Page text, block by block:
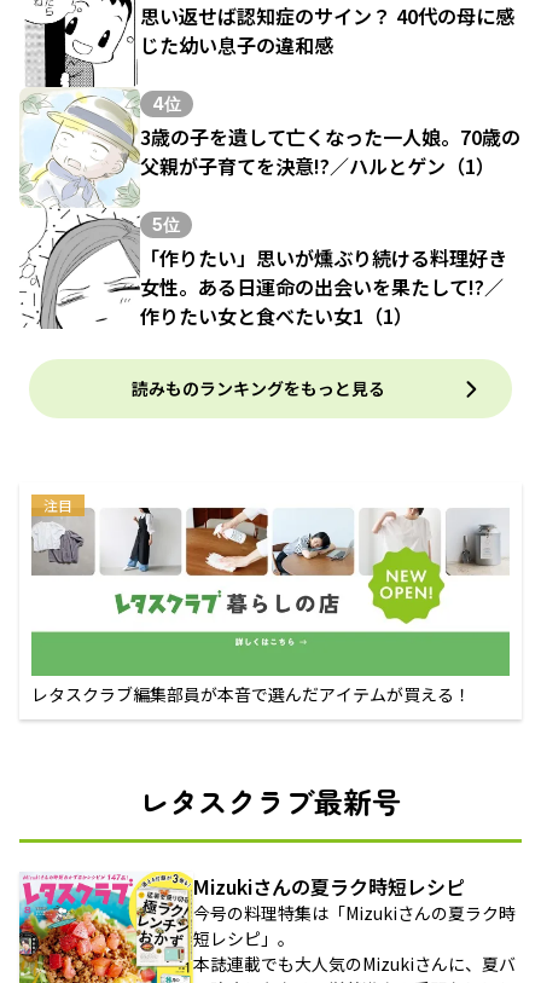
思い返せば認知症のサイン？ 40代の母に感
じた幼い息子の違和感
4位
3歳の子を遺して亡くなった一人娘。70歳の
父親が子育てを決意!?／ハルとゲン（1）
5位
「作りたい」思いが燻ぶり続ける料理好き
女性。ある日運命の出会いを果たして!?／
作りたい女と食べたい女1（1）
読みものランキングをもっと見る
注目
レタスクラブ編集部員が本音で選んだアイテムが買える！
レタスクラブ最新号
Mizukiさんの夏ラク時短レシピ
今号の料理特集は「Mizukiさんの夏ラク時
短レシピ」。
本誌連載でも大人気のMizukiさんに、夏バ